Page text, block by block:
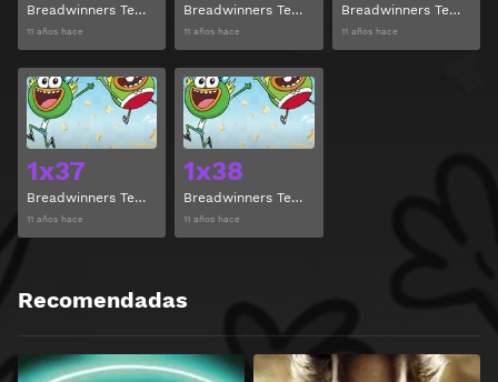
Breadwinners Temporada 1 Episodio 34
11 años hace
Breadwinners Temporada 1 Episodio 35
11 años hace
Breadwinners Temporada 1 Episodio 36
11 años hace
1x37
Breadwinners Temporada 1 Episodio 37
11 años hace
Ver
1x38
Breadwinners Temporada 1 Episodio 38
11 años hace
Recomendadas